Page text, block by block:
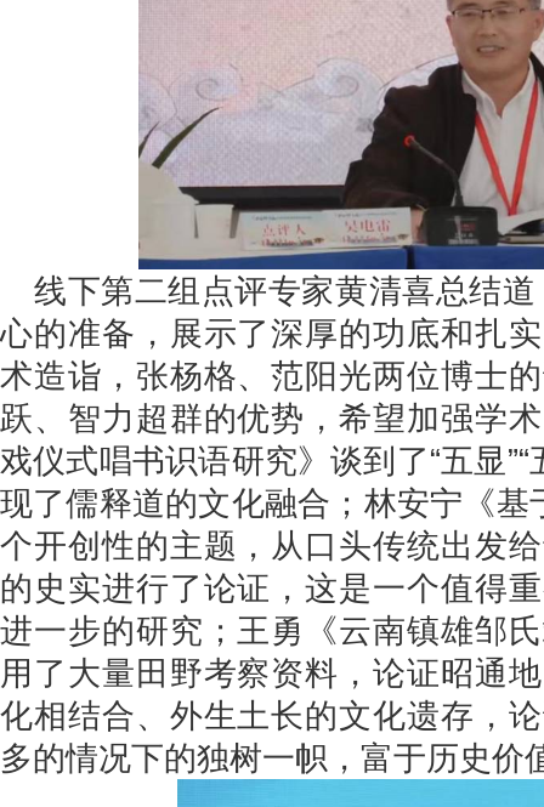
线下第二组点评专家黄清喜总结
心的准备，展示了深厚的功底和扎
术造诣，张杨格、范阳光两位博士
跃、智力超群的优势，希望加强学
戏仪式唱书识语研究》谈到了“五显”“
现了儒释道的文化融合；林安宁《基
个开创性的主题，从口头传统出发
的史实进行了论证，这是一个值得
进一步的研究；王勇《云南镇雄邹
用了大量田野考察资料，论证昭通
化相结合、外生土长的文化遗存，
多的情况下的独树一帜，富于历史价